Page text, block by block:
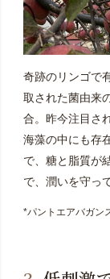
奇跡のリンゴで
取された菌由来
合。昨今注目さ
海藻の中にも存
で、糖と脂質が
で、潤いを守っ
*パントエアバガン